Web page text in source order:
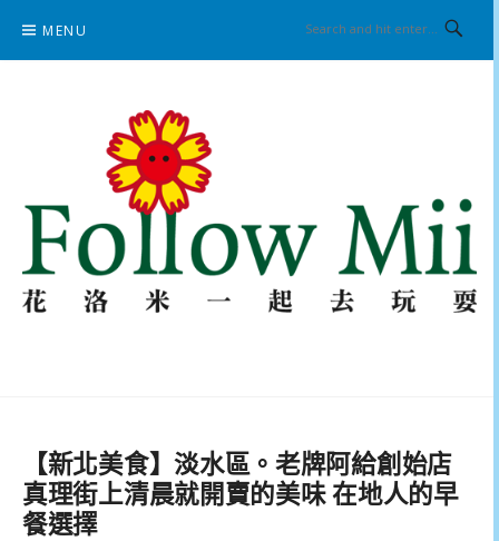
content
MENU
【新北美食】淡水區。老牌阿給創始店
真理街上清晨就開賣的美味 在地人的早
餐選擇